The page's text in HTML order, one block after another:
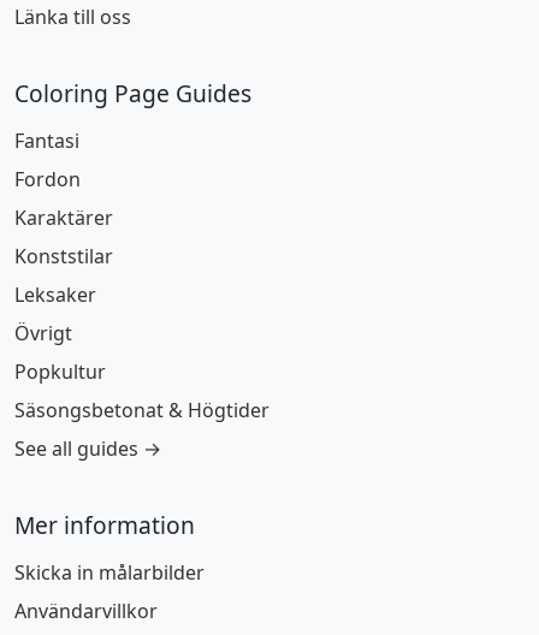
Länka till oss
Coloring Page Guides
Fantasi
Fordon
Karaktärer
Konststilar
Leksaker
Övrigt
Popkultur
Säsongsbetonat & Högtider
See all guides →
Mer information
Skicka in målarbilder
Användarvillkor